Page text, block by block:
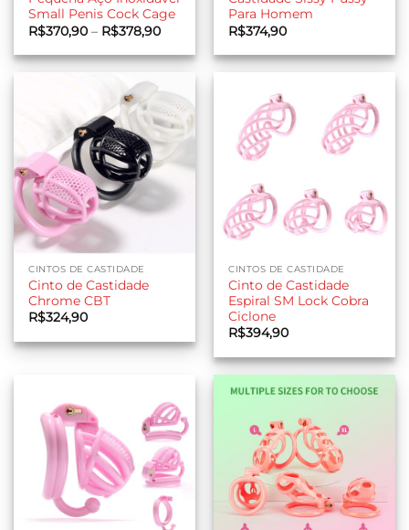
Small Penis Cock Cage
R$370,90 – R$378,90Faixa
preço:
R$370,90
R$378,90
Para Homem
R$374,90
CINTOS DE CASTIDADE
Cinto de Castidade
Chrome CBT
R$324,90
CINTOS DE CASTIDADE
Cinto de Castidade
Espiral SM Lock Cobra
Ciclone
R$394,90